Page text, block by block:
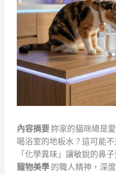
內容摘要妳家的貓咪總是
喝浴室的地板水？這可能
「化學異味」讓敏銳的鼻
寵物美學的職人精神，深